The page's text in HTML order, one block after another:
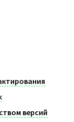
версий